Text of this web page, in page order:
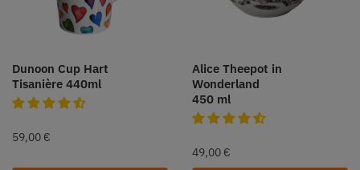
Dunoon Cup Hart
Tisanière 440ml
59,00 €
Alice Theepot in
Wonderland
450 ml
49,00 €